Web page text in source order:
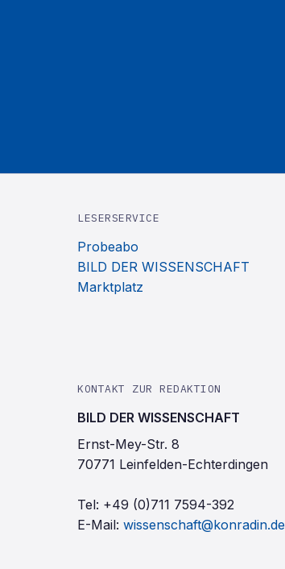
LESERSERVICE
Probeabo
BILD DER WISSENSCHAFT
Marktplatz
KONTAKT ZUR REDAKTION
BILD DER WISSENSCHAFT
Ernst-Mey-Str. 8
70771 Leinfelden-Echterdingen
Tel: +49 (0)711 7594-392
E-Mail: wissenschaft@konradin.de